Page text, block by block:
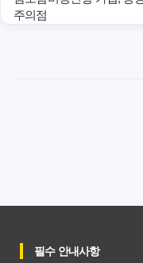
주의점
갱신형 암보험과 비갱신
필수 안내사항